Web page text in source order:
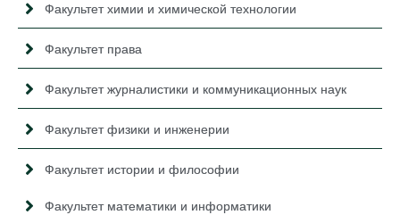
Факультет химии и химической технологии
Факультет права
Факультет журналистики и коммуникационных наук
Факультет физики и инженерии
Факультет истории и философии
Факультет математики и информатики